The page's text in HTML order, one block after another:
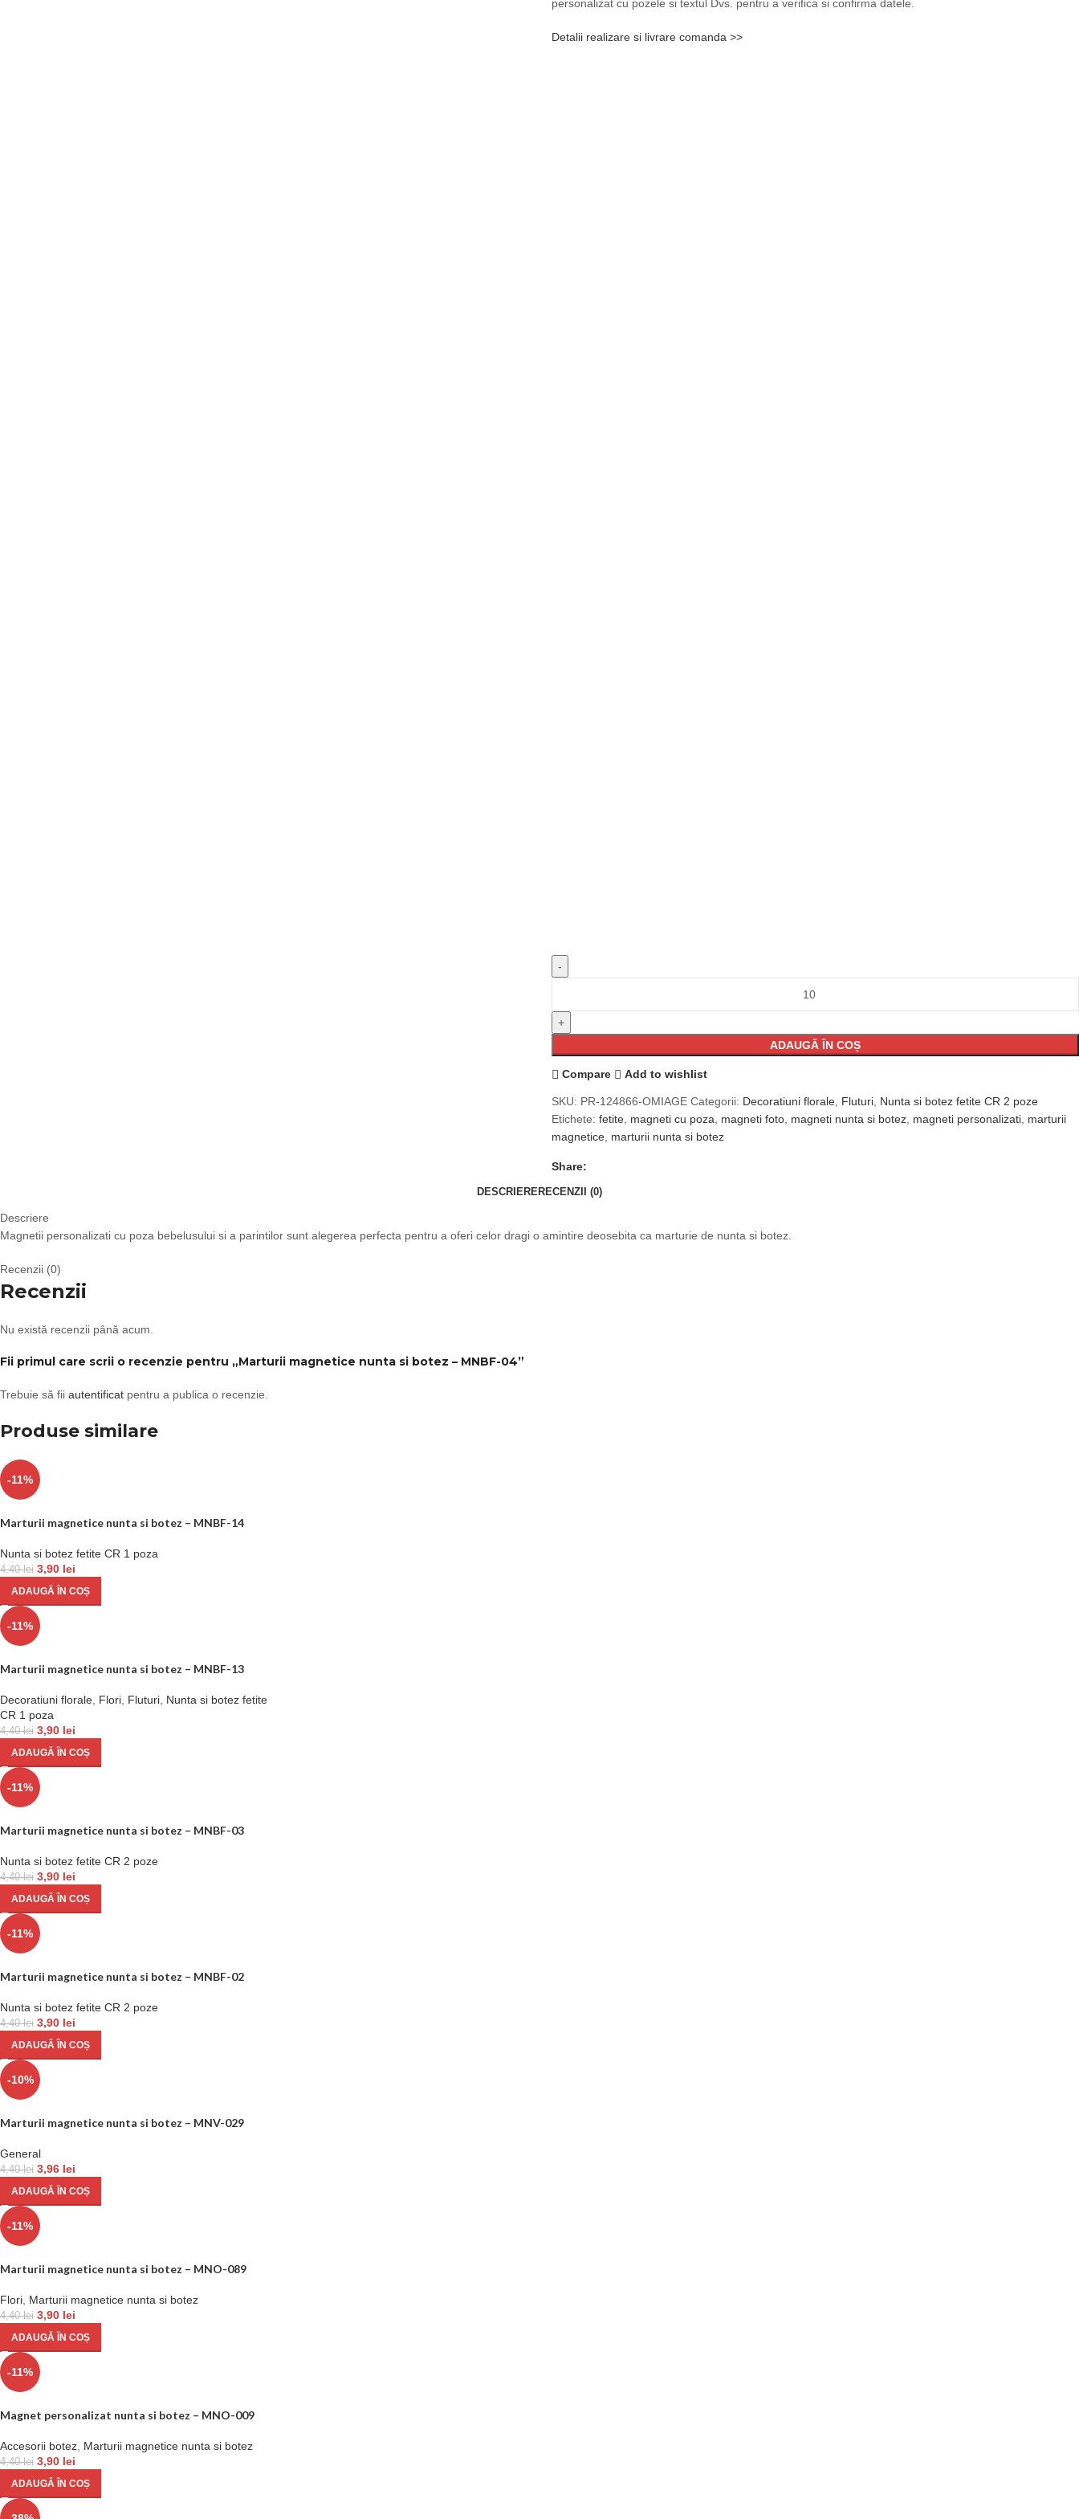
personalizat cu pozele si textul Dvs. pentru a verifica si confirma datele.
Detalii realizare si livrare comanda >>
ADAUGĂ ÎN COȘ
Compare Add to wishlist
SKU: PR-124866-OMIAGE Categorii: Decoratiuni florale Fluturi Nunta si botez fetite CR 2 poze
Etichete: fetite magneti cu poza magneti foto magneti nunta si botez magneti personalizati marturii
magnetice marturii nunta si botez
Share:
DESCRIERERECENZII (0)
Descriere
Magnetii personalizati cu poza bebelusului si a parintilor sunt alegerea perfecta pentru a oferi celor dragi o amintire deosebita ca marturie de nunta si botez.
Recenzii (0)
Recenzii
Nu există recenzii până acum.
Fii primul care scrii o recenzie pentru „Marturii magnetice nunta si botez – MNBF-04”
Trebuie să fii autentificat pentru a publica o recenzie.
Produse similare
-11%
Marturii magnetice nunta si botez – MNBF-14
Nunta si botez fetite CR 1 poza
4,40lei 3,90 lei
ADAUGĂ ÎN COȘ
-11%
Marturii magnetice nunta si botez – MNBF-13
Decoratiuni florale Flori Fluturi Nunta si botez fetite
CR 1 poza
4,40lei 3,90 lei
ADAUGĂ ÎN COȘ
-11%
Marturii magnetice nunta si botez – MNBF-03
Nunta si botez fetite CR 2 poze
4,40lei 3,90 lei
ADAUGĂ ÎN COȘ
-11%
Marturii magnetice nunta si botez – MNBF-02
Nunta si botez fetite CR 2 poze
4,40lei 3,90 lei
ADAUGĂ ÎN COȘ
-10%
Marturii magnetice nunta si botez – MNV-029
General
4,40lei 3,96 lei
ADAUGĂ ÎN COȘ
-11%
Marturii magnetice nunta si botez – MNO-089
Flori Marturii magnetice nunta si botez
4,40lei 3,90 lei
ADAUGĂ ÎN COȘ
-11%
Magnet personalizat nunta si botez – MNO-009
Accesorii botez Marturii magnetice nunta si botez
4,40lei 3,90 lei
ADAUGĂ ÎN COȘ